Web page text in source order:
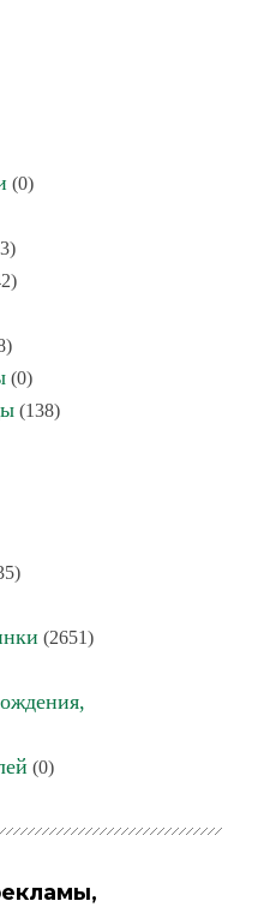
(0)
(0)
(138)
(2651)
(0)